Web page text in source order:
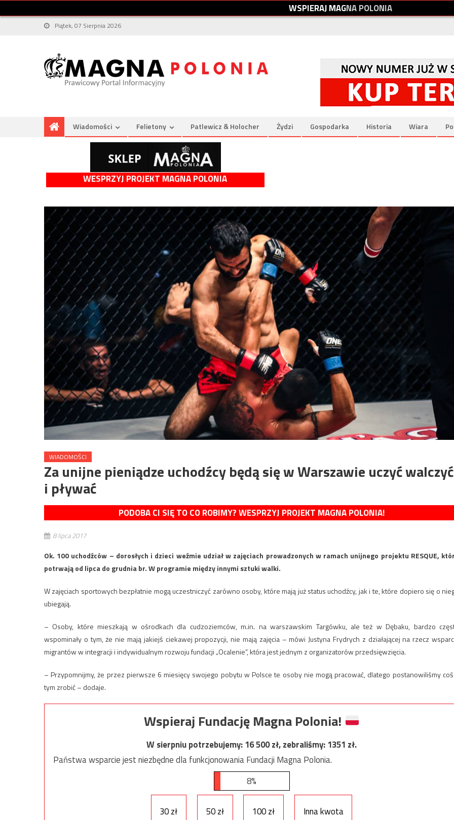
WSPIERAJMAGNAPOLONIA
Piątek, 07 Sierpnia 2026
Wiadomości Felietony Patlewicz & Holocher Żydzi Gospodarka Historia Wiara
WESPRZYJ PROJEKT MAGNA POLONIA
WIADOMOŚCI
Za unijne pieniądze uchodźcy będą się w Warszawie uczyć walczyć
i pływać
PODOBA CI SIĘ TO CO ROBIMY? WESPRZYJ PROJEKT MAGNA POLONIA!
8 lipca 2017
Ok. 100 uchodźców – dorosłych i dzieci weźmie udział w zajęciach prowadzonych w ramach unijnego projektu RESQUE,
potrwają od lipca do grudnia br. W programie między innymi sztuki walki.
W zajęciach sportowych bezpłatnie mogą uczestniczyć zarówno osoby, które mają już status uchodźcy, jak i te, które dopiero się o
ubiegają.
– Osoby, które mieszkają w ośrodkach dla cudzoziemców, m.in. na warszawskim Targówku, ale też w Dębaku, bardzo
wspominały o tym, że nie mają jakiejś ciekawej propozycji, nie mają zajęcia – mówi Justyna Frydrych z działającej na rzecz
migrantów w integracji i indywidualnym rozwoju fundacji „Ocalenie”, która jest jednym z organizatorów przedsięwzięcia.
– Przypomnijmy, że przez pierwsze 6 miesięcy swojego pobytu w Polsce te osoby nie mogą pracować, dlatego postanowiliśmy
tym zrobić – dodaje.
Wspieraj Fundację Magna Polonia!
W sierpniu potrzebujemy:16 500zł, zebraliśmy:1351 zł.
Państwa wsparcie jest niezbędne dla funkcjonowania Fundacji Magna Polonia.
8%
30 zł 50 zł 100 zł
Inna kwota